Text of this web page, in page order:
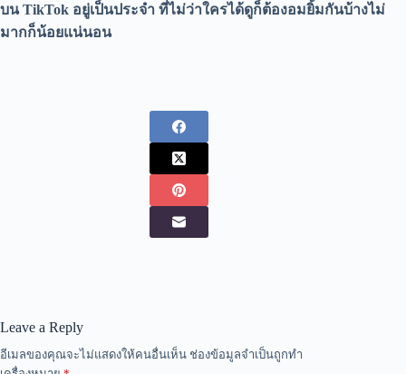
บน TikTok อยู่เป็นประจำ ที่ไม่ว่าใครได้ดูก็ต้องอมยิ้มกันบ้างไม่
มากก็น้อยแน่นอน
Leave a Reply
อีเมลของคุณจะไม่แสดงให้คนอื่นเห็น ช่องข้อมูลจำเป็นถูกทำ